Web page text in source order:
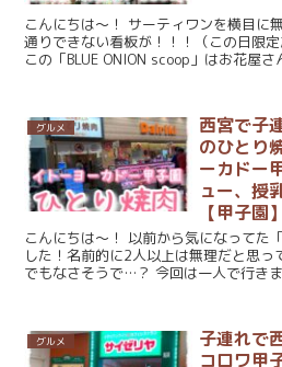
こんにちは～！ サーティワンを横目に無印良品に行こうとしたら素
通りできない看板が！！！（この日限定
この「BLUE ONION scoop」はお花屋
グルメ
西宮で子
のひとり
ーカドー
ュー、授
【甲子園】
こんにちは～！ 以前から気になってた「ひとり焼肉」に行ってきま
した！名前的に2人以上は無理だと思っ
でもなさそうで…？ 今回は一人で行きましたが、子どもや赤ちゃん
グルメ
子連れで
コロワ甲